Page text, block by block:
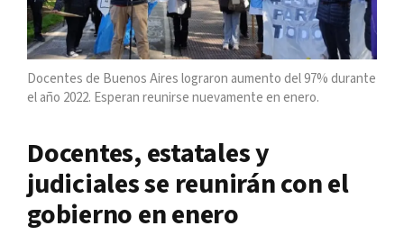
Docentes de Buenos Aires lograron aumento del 97% durante
el año 2022. Esperan reunirse nuevamente en enero.
Docentes, estatales y
judiciales se reunirán con el
gobierno en enero